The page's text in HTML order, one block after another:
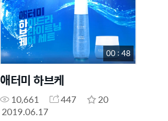
00 : 48
애터미 하브케
10,661 447
20
2019.06.17